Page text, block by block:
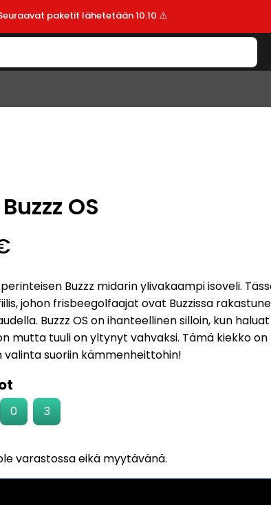
paketit lähetetään 10.10 ⚠️
OS
perinteisen Buzzz midarin ylivakaampi isoveli.
johon frisbeegolfaajat ovat Buzzissa
Buzzz OS on ihanteellinen silloin, kun
mutta tuuli on yltynyt vahvaksi. Tämä kiekko on
valinta suoriin kämmenheittohin!
0 3
varastossa eikä myytävänä.